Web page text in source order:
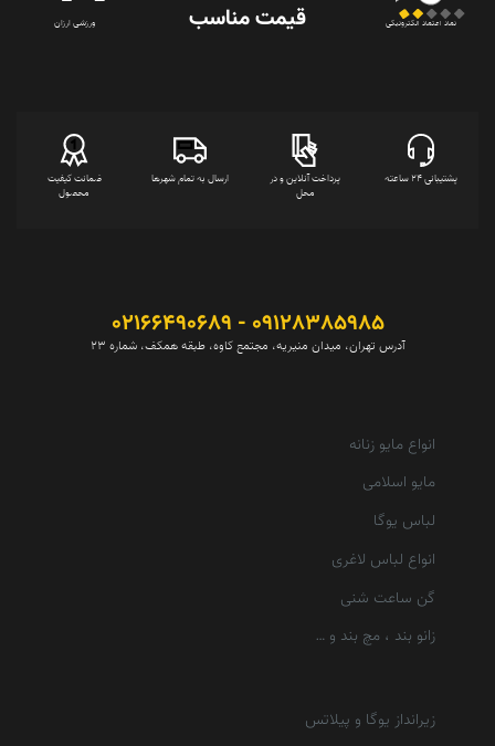
نماد اعتماد الکترونیکی قیمت‌ مناسب ورزشی ارزان
پشتیبانی 24 ساعته
پرداخت آنلاین و در
محل
ارسال به تمام شهرها
ضمانت کیفیت
محصول
09128385985 - 02166490689
آدرس تهران، میدان منیریه، مجتمع کاوه، طبقه همکف، شماره 23
انواع مایو زنانه
مایو اسلامی
لباس یوگا
انواع لباس لاغری
گن ساعت شنی
زانو بند ، مچ بند و …
زیرانداز یوگا و پیلاتس